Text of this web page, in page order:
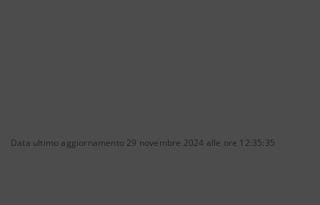
Data ultimo aggiornamento 29 novembre 2024 alle ore 12:35:35